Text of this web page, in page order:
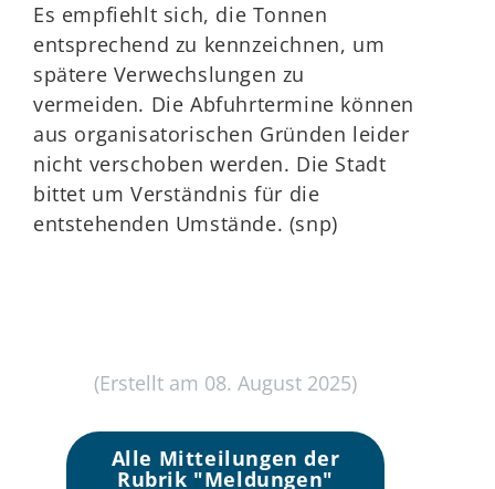
Es empfiehlt sich, die Tonnen
entsprechend zu kennzeichnen, um
spätere Verwechslungen zu
vermeiden. Die Abfuhrtermine können
aus organisatorischen Gründen leider
nicht verschoben werden. Die Stadt
bittet um Verständnis für die
entstehenden Umstände. (snp)
(Erstellt am 08. August 2025)
Alle Mitteilungen der
Rubrik "Meldungen"